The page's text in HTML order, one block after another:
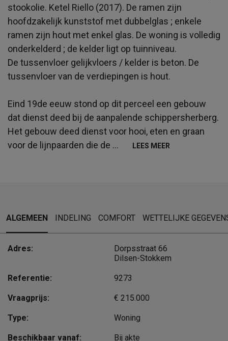
stookolie. Ketel Riello (2017). De ramen zijn
hoofdzakelijk kunststof met dubbelglas ; enkele
ramen zijn hout met enkel glas. De woning is volledig
onderkelderd ; de kelder ligt op tuinniveau.
De tussenvloer gelijkvloers / kelder is beton. De
tussenvloer van de verdiepingen is hout.
Eind 19de eeuw stond op dit perceel een gebouw
dat dienst deed bij de aanpalende schippersherberg.
Het gebouw deed dienst voor hooi, eten en graan
voor de lijnpaarden die de ... LEES MEER
ALGEMEEN INDELING COMFORT WETTELIJKE
Adres:
Dorpsstraat 66
Dilsen-Stokkem
Referentie: 9273
Vraagprijs: € 215.000
Type: Woning
Beschikbaar vanaf: Bij akte